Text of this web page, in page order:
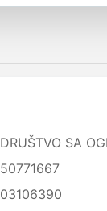
DRUŠTVO SA
50771667
03106390